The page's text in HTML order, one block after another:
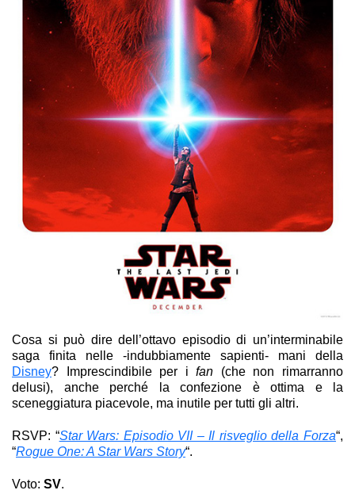
Cosa si può dire dell’ottavo episodio di un’interminabile
saga finita nelle -indubbiamente sapienti- mani della
Disney? Imprescindibile per ifan (che non rimarranno
delusi), anche perché la confezione è ottima e la
sceneggiatura piacevole, ma inutile per tutti gli altri.
RSVP: “Star Wars: Episodio VII – Il risveglio della Forza“,
“Rogue One: A Star Wars Story“.
Voto: SV.